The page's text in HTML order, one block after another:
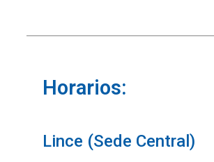
Horarios:
Lince (Sede Central)